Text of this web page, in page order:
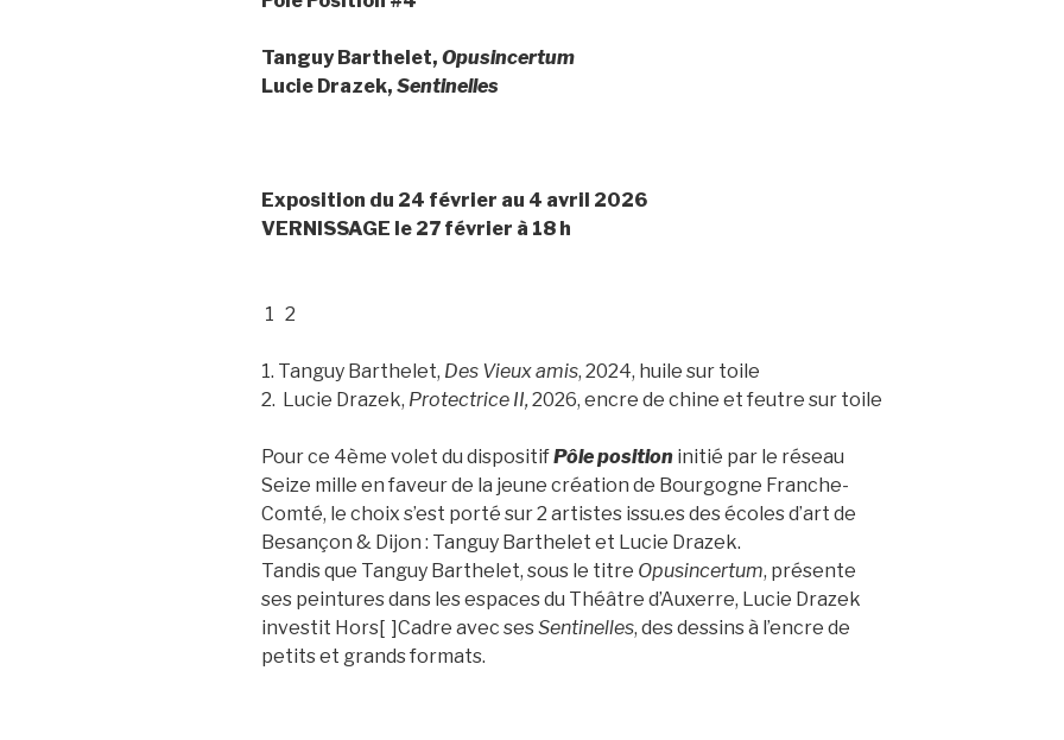
Tanguy Barthelet, Opusincertum
Lucie Drazek, Sentinelles
Exposition du 24 février au 4 avril 2026
VERNISSAGE le 27 février à 18 h
1 2
1. Tanguy Barthelet, Des Vieux amis, 2024, huile sur toile
2. Lucie Drazek, Protectrice II, 2026, encre de chine et feutre sur toile
Pour ce 4ème volet du dispositifPôle position initié par le réseau
Seize mille en faveur de la jeune création de Bourgogne Franche-
Comté, le choix s’est porté sur 2 artistes issu.es des écoles d’art de
Besançon & Dijon : Tanguy Barthelet et Lucie Drazek.
Tandis que Tanguy Barthelet, sous le titre Opusincertum, présente
ses peintures dans les espaces du Théâtre d’Auxerre, Lucie Drazek
investit Hors[ ]Cadre avec sesSentinelles, des dessins à l’encre de
petits et grands formats.